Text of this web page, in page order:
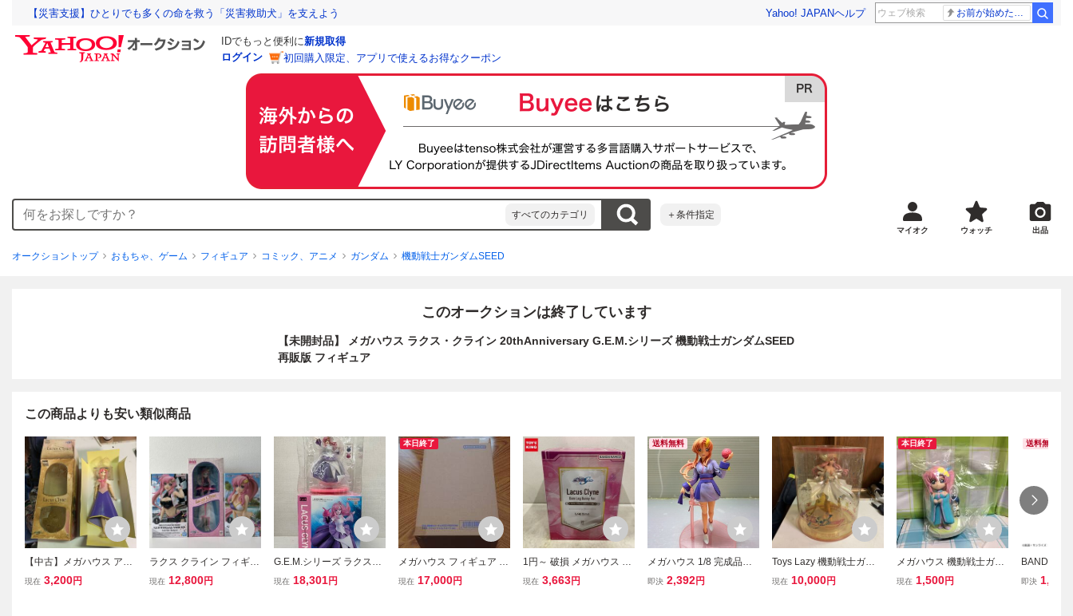
【災害支援】ひとりでも多くの命を救う「災害救助犬」を支えよう Yahoo! JAPANヘルプ お前が始めた物語だろ
IDでもっと便利に新規取得
ログイン
初回購入限定、アプリで使えるお得なクーポン
すべてのカテゴリ ＋条件指定
マイオク ウォッチ 出品
オークショントップ おもちゃ、ゲーム フィギュア コミック、アニメ ガンダム 機動戦士ガンダムSEED
このオークションは終了しています
【未開封品】 メガハウス ラクス・クライン 20thAnniversary G.E.M.シリーズ 機動戦士ガンダムSEED
再販版 フィギュア
この商品よりも安い類似商品
【中古】メガハウス アク
ションフィギュアコレク
現在 3,200円
ラクス クライン フィギュ
ア セット 機動戦士ガンダ
現在 12,800円
G.E.M.シリーズ ラクス・
クライン 20thAnniversary
現在 18,301円
本日終了
メガハウス フィギュア G
GG 機動戦士ガンダムSE
現在 17,000円
1円～ 破損 メガハウス 1/
4 機動戦士ガンダムSEED
現在 3,663円
送料無料
メガハウス 1/8 完成品フ
ィギュア RAHDX ロボッ
即決 2,392円
Toys Lazy 機動戦士ガン
ダムSEED DESTINY Cha
現在 10,000円
本日終了
メガハウス 機動戦士ガン
ダムSEED DESTINY プチ
現在 1,500円
送料無料
BANDAI
士ガンダム
即決 1,444